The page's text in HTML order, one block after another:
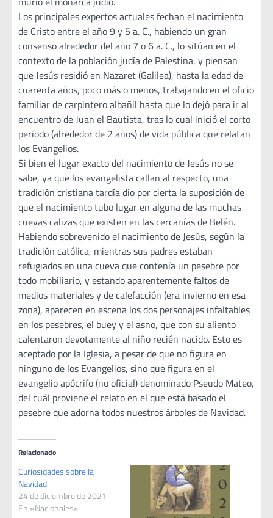
Los principales expertos actuales fechan el nacimiento
de Cristo entre el año 9 y 5 a. C., habiendo un gran
consenso alrededor del año 7 o 6 a. C., lo sitúan en el
contexto de la población judía de Palestina, y piensan
que Jesús residió en Nazaret (Galilea), hasta la edad de
cuarenta años, poco más o menos, trabajando en el oficio
familiar de carpintero albañil hasta que lo dejó para ir al
encuentro de Juan el Bautista, tras lo cual inició el corto
período (alrededor de 2 años) de vida pública que relatan
los Evangelios.
Si bien el lugar exacto del nacimiento de Jesús no se
sabe, ya que los evangelista callan al respecto, una
tradición cristiana tardía dio por cierta la suposición de
que el nacimiento tubo lugar en alguna de las muchas
cuevas calizas que existen en las cercanías de Belén.
Habiendo sobrevenido el nacimiento de Jesús, según la
tradición católica, mientras sus padres estaban
refugiados en una cueva que contenía un pesebre por
todo mobiliario, y estando aparentemente faltos de
medios materiales y de calefacción (era invierno en esa
zona), aparecen en escena los dos personajes infaltables
en los pesebres, el buey y el asno, que con su aliento
calentaron devotamente al niño recién nacido. Esto es
aceptado por la Iglesia, a pesar de que no figura en
ninguno de los Evangelios, sino que figura en el
evangelio apócrifo (no oficial) denominado Pseudo Mateo,
del cuál proviene el relato en el que está basado el
pesebre que adorna todos nuestros árboles de Navidad.
Relacionado
Curiosidades sobre la
Navidad
24 de diciembre de 2021
En «Nacionales»